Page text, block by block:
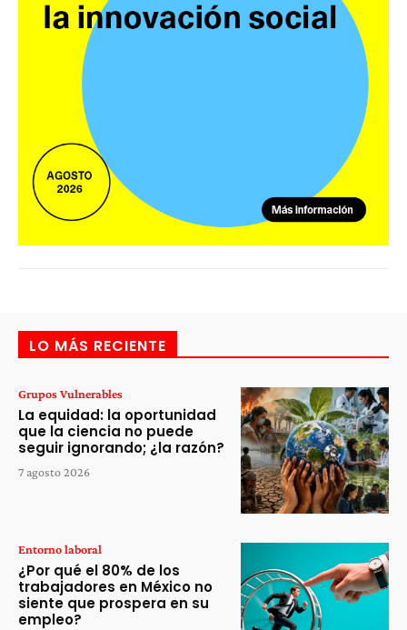
LO MÁS RECIENTE
Grupos Vulnerables
La equidad: la oportunidad
que la ciencia no puede
seguir ignorando; ¿la razón?
7 agosto 2026
Entorno laboral
¿Por qué el 80% de los
trabajadores en México no
siente que prospera en su
empleo?